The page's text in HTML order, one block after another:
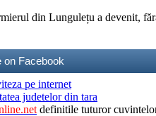
din Lungulețu a devenit,
on Facebook
pe internet
judetelor din tara
definitile tuturor